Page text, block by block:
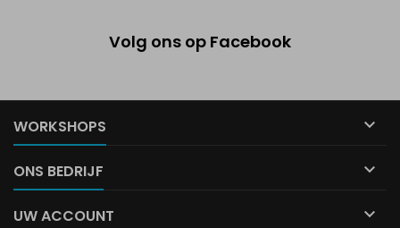
Volg ons op Facebook
WORKSHOPS 
ONS BEDRIJF 
UW ACCOUNT 